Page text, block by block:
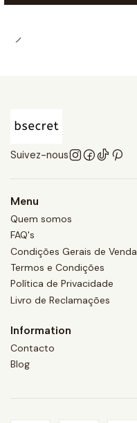
Suivez-nous
Menu
Quem somos
FAQ's
Condições Gerais de Venda
Termos e Condições
Política de Privacidade
Livro de Reclamações
Information
Contacto
Blog